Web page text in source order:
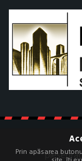
Prin apăsarea